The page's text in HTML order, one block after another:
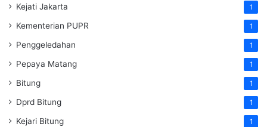
Kejati Jakarta 1
Kementerian PUPR 1
Penggeledahan 1
Pepaya Matang 1
Bitung 1
Dprd Bitung 1
Kejari Bitung 1